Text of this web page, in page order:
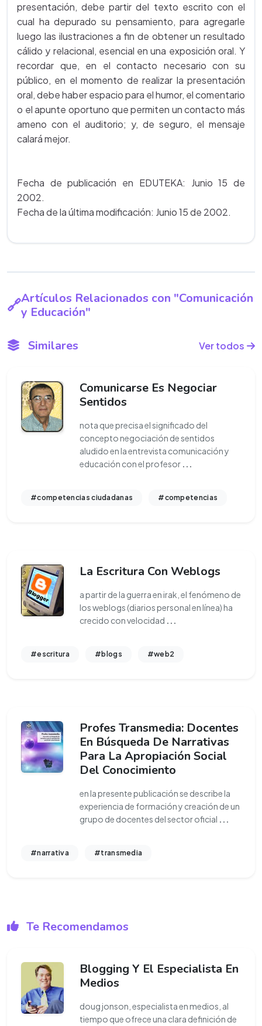
presentación, debe partir del texto escrito con el
cual ha depurado su pensamiento, para agregarle
luego las ilustraciones a fin de obtener un resultado
cálido y relacional, esencial en una exposición oral. Y
recordar que, en el contacto necesario con su
público, en el momento de realizar la presentación
oral, debe haber espacio para el humor, el comentario
o el apunte oportuno que permiten un contacto más
ameno con el auditorio; y, de seguro, el mensaje
calará mejor.
Fecha de publicación en EDUTEKA: Junio 15 de
2002.
Fecha de la última modificación: Junio 15 de 2002.
Artículos Relacionados con "Comunicación
y Educación"
Similares Ver todos
Comunicarse Es Negociar
Sentidos
nota que precisa el significado del
concepto negociación de sentidos
aludido en la entrevista comunicación y
educación con el profesor ...
#competencias ciudadanas #competencias
La Escritura Con Weblogs
a partir de la guerra en irak, el fenómeno de
los weblogs (diarios personal en línea) ha
crecido con velocidad ...
#escritura #blogs #web2
Profes Transmedia: Docentes
En Búsqueda De Narrativas
Para La Apropiación Social
Del Conocimiento
en la presente publicación se describe la
experiencia de formación y creación de un
grupo de docentes del sector oficial ...
#narrativa #transmedia
Te Recomendamos
Blogging Y El Especialista En
Medios
doug jonson, especialista en medios, al
tiempo que ofrece una clara definición de